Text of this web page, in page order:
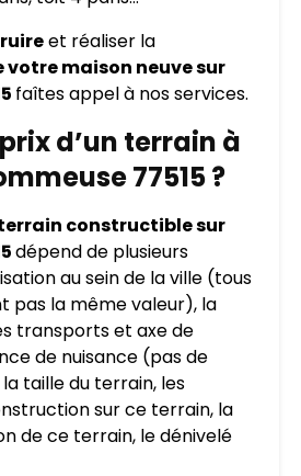
et réaliser la
maison neuve sur
faîtes appel à nos services.
d’un terrain à
77515 ?
constructible sur
dépend de plusieurs
au sein de la ville (tous
pas la même valeur), la
transports et axe de
de nuisance (pas de
taille du terrain, les
sur ce terrain, la
de ce terrain, le dénivelé